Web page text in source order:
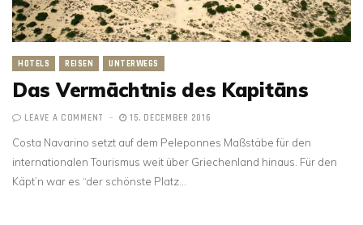
HOTELS REISEN UNTERWEGS
Das Vermächtnis des Kapitäns
LEAVE A COMMENT 15. DECEMBER 2016
Costa Navarino setzt auf dem Peleponnes Maßstäbe für den
internationalen Tourismus weit über Griechenland hinaus. Für den
Käpt’n war es “der schönste Platz…